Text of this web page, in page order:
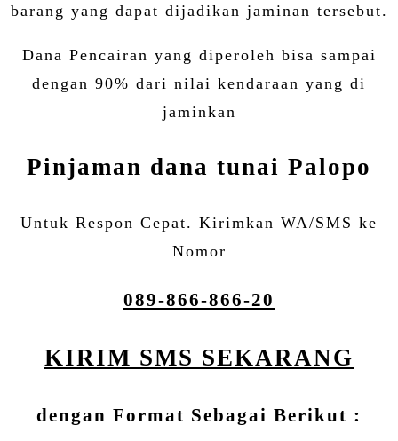
barang yang dapat dijadikan jaminan tersebut.
Dana Pencairan yang diperoleh bisa sampai
dengan 90% dari nilai kendaraan yang di
jaminkan
Pinjaman dana tunai Palopo
Untuk Respon Cepat. Kirimkan WA/SMS ke
Nomor
089-866-866-20
KIRIM SMS SEKARANG
dengan Format Sebagai Berikut :